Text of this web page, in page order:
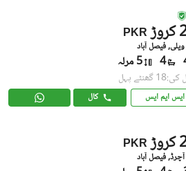
PKR
فیصل آباد
4 5 مرلہ
پہل
ایس ایم ایس کال
PKR
فیصل آباد